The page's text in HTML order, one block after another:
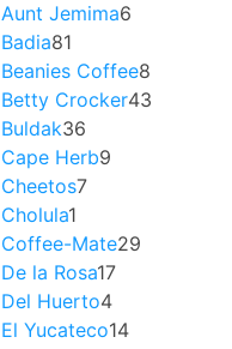
Aunt Jemima6
Badia81
Beanies Coffee8
Betty Crocker43
Buldak36
Cape Herb9
Cheetos7
Cholula1
Coffee-Mate29
De la Rosa17
Del Huerto4
El Yucateco14